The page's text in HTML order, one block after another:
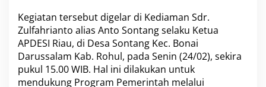
a
P
o
l
d
R
Kegiatan tersebut digelar di Kediaman Sdr.
Zulfahrianto alias Anto Sontang selaku Ketua
APDESI Riau, di Desa Sontang Kec. Bonai
Darussalam Kab. Rohul, pada Senin (24/02), sekira
pukul 15.00 WIB. Hal ini dilakukan untuk
mendukung Program Pemerintah melalui